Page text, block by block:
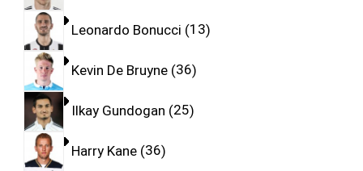
Leonardo Bonucci 13
Kevin De Bruyne 36
Ilkay Gundogan 25
Harry Kane 36